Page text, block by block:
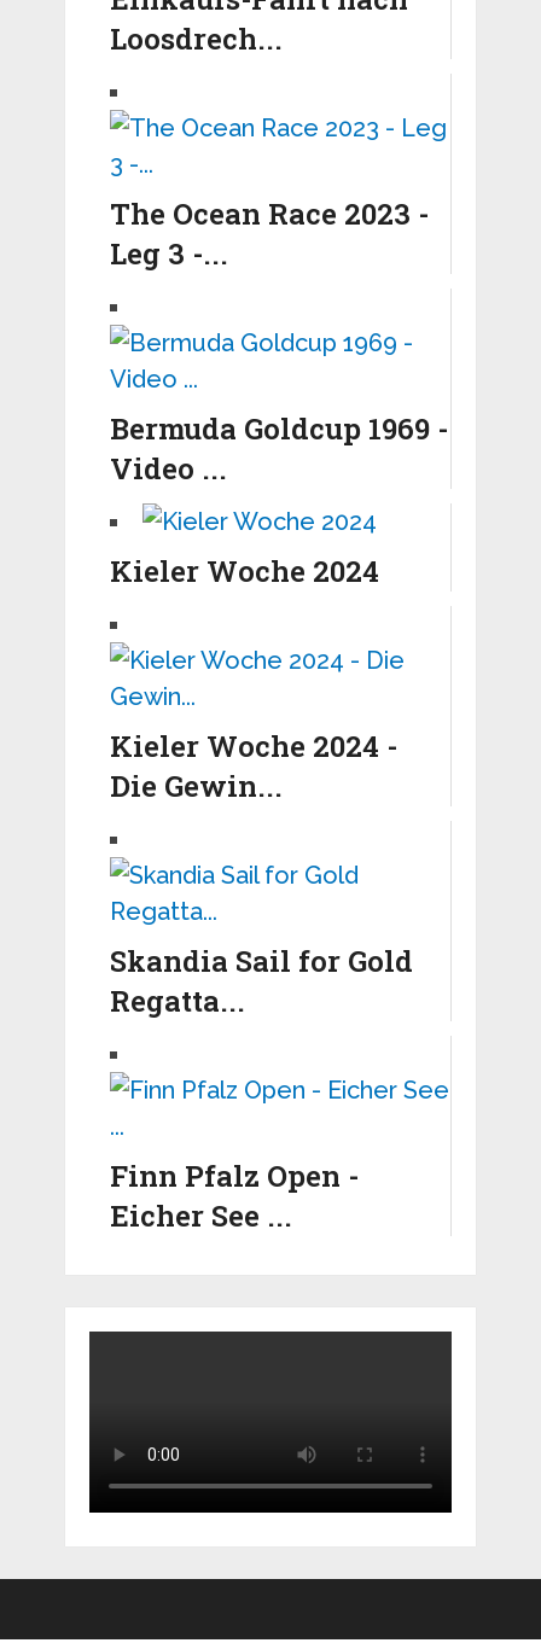
Loosdrech...
The Ocean Race 2023 -
Leg 3 -...
Bermuda Goldcup 1969 -
Video ...
Kieler Woche 2024
Kieler Woche 2024 -
Die Gewin...
Skandia Sail for Gold
Regatta...
Finn Pfalz Open -
Eicher See ...